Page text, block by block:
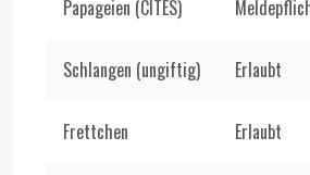
Papageien (CITES)
Schlangen (ungiftig) Erlaubt
Frettchen Erlaubt